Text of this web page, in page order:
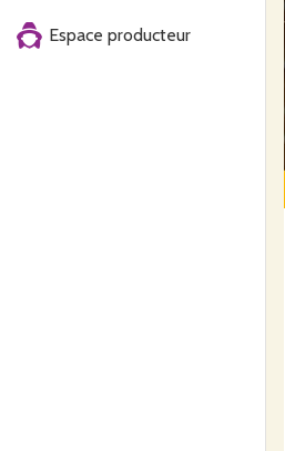
Espace producteur